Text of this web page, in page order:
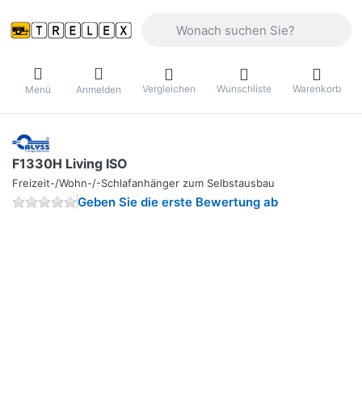
Menü Anmelden Vergleichen Wunschliste Warenkorb
F1330H Living ISO
Freizeit-/Wohn-/-Schlafanhänger zum Selbstausbau
Geben Sie die erste Bewertung ab